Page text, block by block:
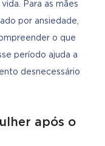
Para as mães
por ansiedade,
o que
período ajuda a
desnecessário
após o